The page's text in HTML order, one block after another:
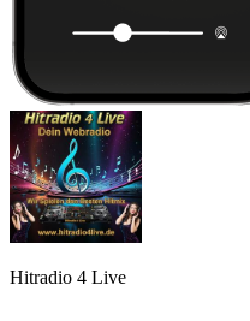
Hitradio 4 Live